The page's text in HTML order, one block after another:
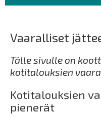
here:
are
Vaaralliset
Tälle sivulle on
kotitalouksien
Kotitalouksien
pienerät